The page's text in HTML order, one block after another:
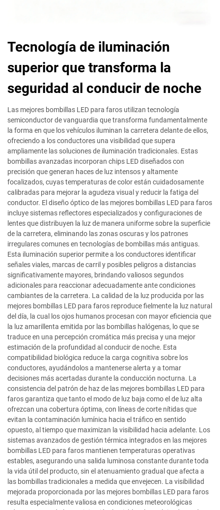
Tecnología de iluminación
superior que transforma la
seguridad al conducir de noche
Las mejores bombillas LED para faros utilizan tecnología
semiconductor de vanguardia que transforma fundamentalmente
la forma en que los vehículos iluminan la carretera delante de ellos,
ofreciendo a los conductores una visibilidad que supera
ampliamente las soluciones de iluminación tradicionales. Estas
bombillas avanzadas incorporan chips LED diseñados con
precisión que generan haces de luz intensos y altamente
focalizados, cuyas temperaturas de color están cuidadosamente
calibradas para mejorar la agudeza visual y reducir la fatiga del
conductor. El diseño óptico de las mejores bombillas LED para faros
incluye sistemas reflectores especializados y configuraciones de
lentes que distribuyen la luz de manera uniforme sobre la superficie
de la carretera, eliminando las zonas oscuras y los patrones
irregulares comunes en tecnologías de bombillas más antiguas.
Esta iluminación superior permite a los conductores identificar
señales viales, marcas de carril y posibles peligros a distancias
significativamente mayores, brindando valiosos segundos
adicionales para reaccionar adecuadamente ante condiciones
cambiantes de la carretera. La calidad de la luz producida por las
mejores bombillas LED para faros reproduce fielmente la luz natural
del día, la cual los ojos humanos procesan con mayor eficiencia que
la luz amarillenta emitida por las bombillas halógenas, lo que se
traduce en una percepción cromática más precisa y una mejor
estimación de la profundidad al conducir de noche. Esta
compatibilidad biológica reduce la carga cognitiva sobre los
conductores, ayudándolos a mantenerse alerta y a tomar
decisiones más acertadas durante la conducción nocturna. La
consistencia del patrón de haz de las mejores bombillas LED para
faros garantiza que tanto el modo de luz baja como el de luz alta
ofrezcan una cobertura óptima, con líneas de corte nítidas que
evitan la contaminación lumínica hacia el tráfico en sentido
opuesto, al tiempo que maximizan la visibilidad hacia adelante. Los
sistemas avanzados de gestión térmica integrados en las mejores
bombillas LED para faros mantienen temperaturas operativas
estables, asegurando una salida luminosa constante durante toda
la vida útil del producto, sin el atenuamiento gradual que afecta a
las bombillas tradicionales a medida que envejecen. La visibilidad
mejorada proporcionada por las mejores bombillas LED para faros
resulta especialmente valiosa en condiciones meteorológicas